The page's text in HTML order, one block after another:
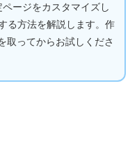
ージをカスタマイズし
る方法を解説します。作
取ってからお試しくださ